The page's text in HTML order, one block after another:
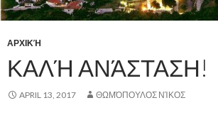
ΑΡΧΙΚΉ
ΚΑΛΉ ΑΝΆΣΤΑΣΗ!
APRIL 13, 2017 ΘΩΜΌΠΟΥΛΟΣ ΝΊΚΟΣ